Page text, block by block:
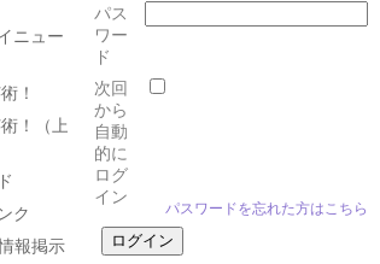
ニュー
！
！（上
ク
報掲示
パス
ワー
ド
次回
から
自動
的に
ログ
イン
パスワードを忘れた方はこちら